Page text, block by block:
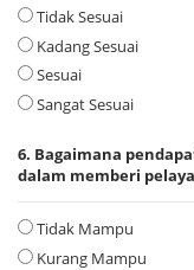
Tidak Sesuai
Kadang Sesuai
Sesuai
Sangat Sesuai
6. Bagaimana
dalam memberi
Tidak Mampu
Kurang Mampu